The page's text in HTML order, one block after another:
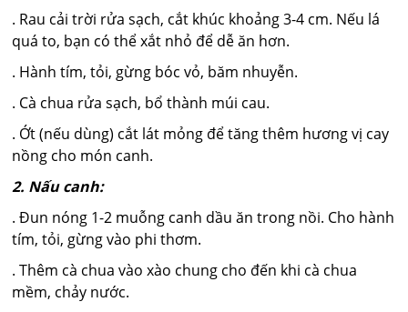
. Rau cải trời rửa sạch, cắt khúc khoảng 3-4 cm. Nếu lá
quá to, bạn có thể xắt nhỏ để dễ ăn hơn.
. Hành tím, tỏi, gừng bóc vỏ, băm nhuyễn.
. Cà chua rửa sạch, bổ thành múi cau.
. Ớt (nếu dùng) cắt lát mỏng để tăng thêm hương vị cay
nồng cho món canh.
2. Nấu canh:
. Đun nóng 1-2 muỗng canh dầu ăn trong nồi. Cho hành
tím, tỏi, gừng vào phi thơm.
. Thêm cà chua vào xào chung cho đến khi cà chua
mềm, chảy nước.